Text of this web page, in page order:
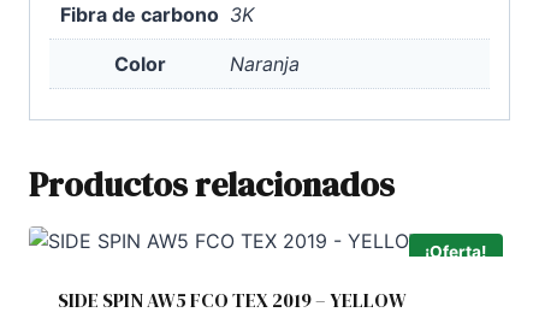
Fibra de carbono 3K
Color Naranja
Productos relacionados
¡Oferta!
SIDE SPIN AW5 FCO TEX 2019 – YELLOW